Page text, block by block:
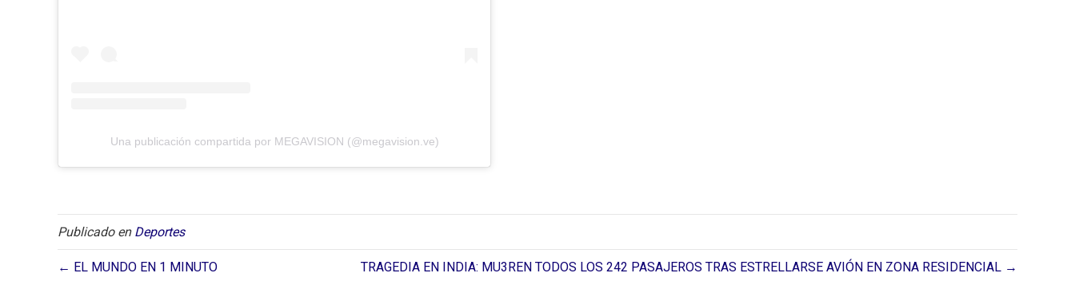
Una publicación compartida por MEGAVISION (@megavision.ve)
Publicado en Deportes
← EL MUNDO EN 1 MINUTO TRAGEDIA EN INDIA: MU3REN TODOS LOS 242 PASAJEROS TRAS ESTRELLARSE AVIÓN EN ZONA RESIDENCIAL →